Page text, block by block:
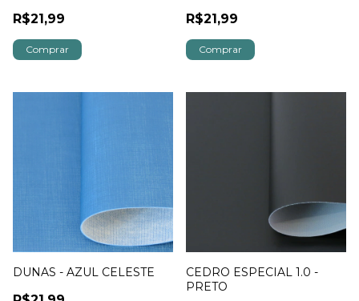
R$21,99 R$21,99
DUNAS - AZUL CELESTE
CEDRO ESPECIAL 1.0 -
PRETO